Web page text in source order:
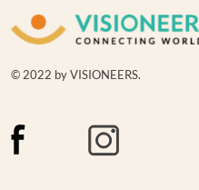
© 2022 by VISIONEERS.